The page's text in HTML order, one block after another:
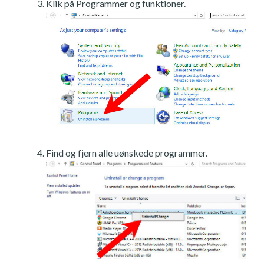
Klik på Programmer og funktioner.
Find og fjern alle uønskede programmer.